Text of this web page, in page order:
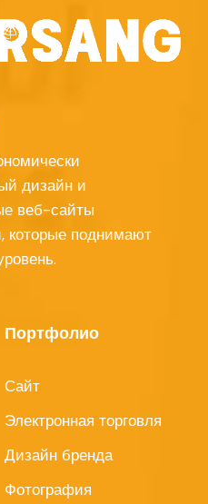
дизайн и
веб-сайты
которые поднимают
Портфолио
Сайт
Электронная торговля
Дизайн бренда
Фотография